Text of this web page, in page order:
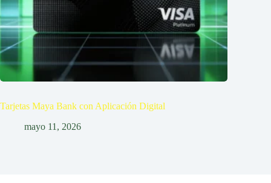
Tarjetas Maya Bank con Aplicación Digital
mayo 11, 2026